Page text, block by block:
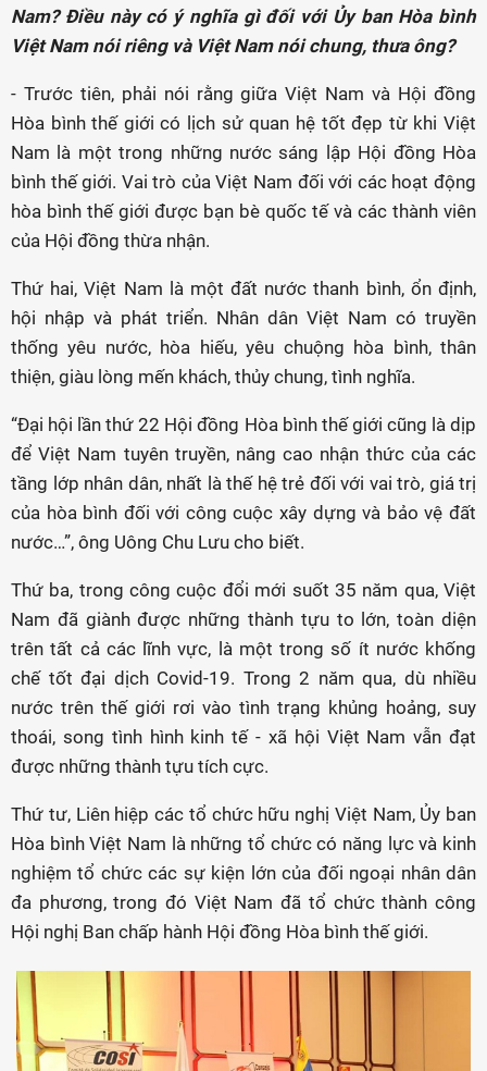
Nam? Điều này có ý nghĩa gì đối với Ủy ban Hòa bình
Việt Nam nói riêng và Việt Nam nói chung, thưa ông?
- Trước tiên, phải nói rằng giữa Việt Nam và Hội đồng
Hòa bình thế giới có lịch sử quan hệ tốt đẹp từ khi Việt
Nam là một trong những nước sáng lập Hội đồng Hòa
bình thế giới. Vai trò của Việt Nam đối với các hoạt động
hòa bình thế giới được bạn bè quốc tế và các thành viên
của Hội đồng thừa nhận.
Thứ hai, Việt Nam là một đất nước thanh bình, ổn định,
hội nhập và phát triển. Nhân dân Việt Nam có truyền
thống yêu nước, hòa hiếu, yêu chuộng hòa bình, thân
thiện, giàu lòng mến khách, thủy chung, tình nghĩa.
“Đại hội lần thứ 22 Hội đồng Hòa bình thế giới cũng là dịp
để Việt Nam tuyên truyền, nâng cao nhận thức của các
tầng lớp nhân dân, nhất là thế hệ trẻ đối với vai trò, giá trị
của hòa bình đối với công cuộc xây dựng và bảo vệ đất
nước…”, ông Uông Chu Lưu cho biết.
Thứ ba, trong công cuộc đổi mới suốt 35 năm qua, Việt
Nam đã giành được những thành tựu to lớn, toàn diện
trên tất cả các lĩnh vực, là một trong số ít nước khống
chế tốt đại dịch Covid-19. Trong 2 năm qua, dù nhiều
nước trên thế giới rơi vào tình trạng khủng hoảng, suy
thoái, song tình hình kinh tế - xã hội Việt Nam vẫn đạt
được những thành tựu tích cực.
Thứ tư, Liên hiệp các tổ chức hữu nghị Việt Nam, Ủy ban
Hòa bình Việt Nam là những tổ chức có năng lực và kinh
nghiệm tổ chức các sự kiện lớn của đối ngoại nhân dân
đa phương, trong đó Việt Nam đã tổ chức thành công
Hội nghị Ban chấp hành Hội đồng Hòa bình thế giới.